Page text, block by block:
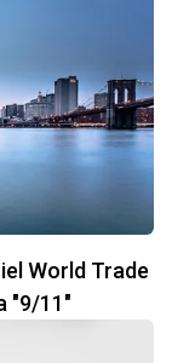
World Trade
"9/11"